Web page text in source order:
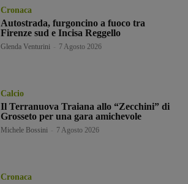
Cronaca
Autostrada, furgoncino a fuoco tra
Firenze sud e Incisa Reggello
Glenda Venturini 7 Agosto 2026
Calcio
Il Terranuova Traiana allo “Zecchini” di
Grosseto per una gara amichevole
Michele Bossini 7 Agosto 2026
Cronaca